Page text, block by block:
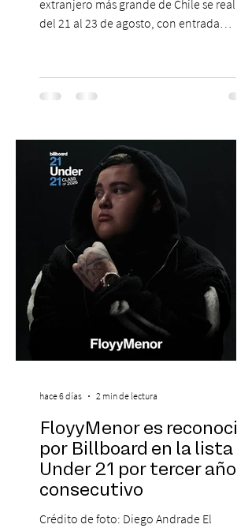
extranjero más grande de Chile se realizará
del 21 al 23 de agosto, con entrada
escenario en que los idiomas mantienen
un papel relevante para acceder a
desenvolverse en contextos
internacionales, los resultados más
recientes muestran que Chile todavía
enfrenta importantes desafíos en su
aprendizaje. Según el estudio global EF
FloyyMenor es reconocido
por Billboard en la lista 21
Under 21 por tercer año
consecutivo
Crédito de foto: Diego Andrade El
hace 6 días 2 min de lectura